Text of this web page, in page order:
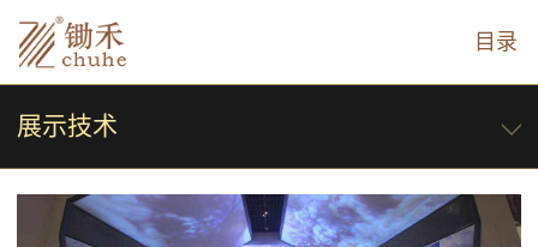
目录
展示技术